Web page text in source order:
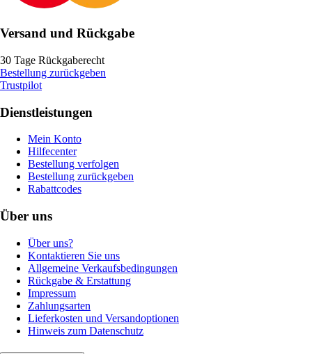
Versand und Rückgabe
30 Tage Rückgaberecht
Bestellung zurückgeben
Trustpilot
Dienstleistungen
Mein Konto
Hilfecenter
Bestellung verfolgen
Bestellung zurückgeben
Rabattcodes
Über uns
Über uns?
Kontaktieren Sie uns
Allgemeine Verkaufsbedingungen
Rückgabe & Erstattung
Impressum
Zahlungsarten
Lieferkosten und Versandoptionen
Hinweis zum Datenschutz